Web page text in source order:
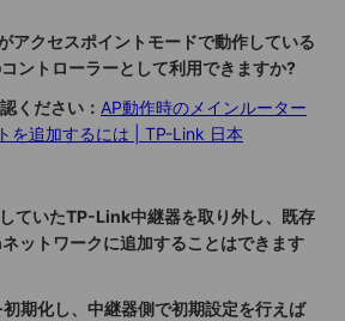
アクセスポイントモードで動作している
ントローラーとして利用できますか?
ください： AP動作時のメインルーター
を追加するには | TP-Link 日本
ていたTP-Link中継器を取り外し、既存
ットワークに追加することはできます
期化し、中継器側で初期設定を行えば